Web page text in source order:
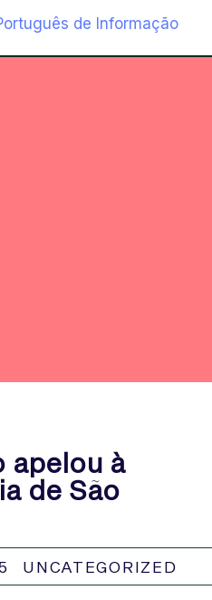
apelou à
de São
UNCATEGORIZED